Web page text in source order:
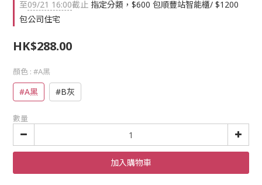
至09/21 16:00截止 指定分類，$600 包順豐站智能櫃/ $1200
包公司住宅
HK$288.00
顏色 : #A黑
#A黑 #B灰
數量
加入購物車